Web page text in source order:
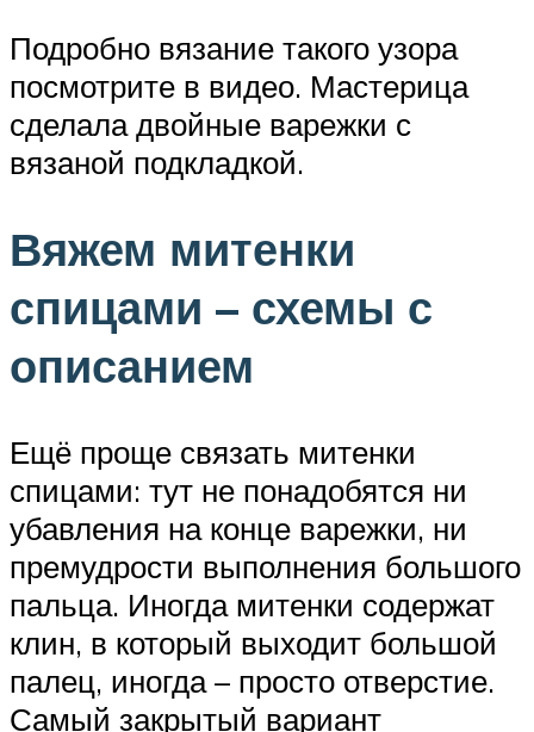
Подробно вязание такого узора
посмотрите в видео. Мастерица
сделала двойные варежки с
вязаной подкладкой.
Вяжем митенки
спицами – схемы с
описанием
Ещё проще связать митенки
спицами: тут не понадобятся ни
убавления на конце варежки, ни
премудрости выполнения большого
пальца. Иногда митенки содержат
клин, в который выходит большой
палец, иногда – просто отверстие.
Самый закрытый вариант